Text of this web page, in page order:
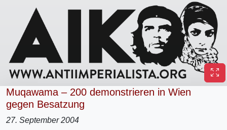
Muqawama – 200 demonstrieren in Wien
gegen Besatzung
27. September 2004